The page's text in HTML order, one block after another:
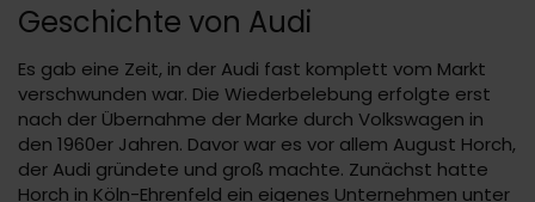
Geschichte von Audi
Es gab eine Zeit, in der Audi fast komplett vom Markt
verschwunden war. Die Wiederbelebung erfolgte erst
nach der Übernahme der Marke durch Volkswagen in
den 1960er Jahren. Davor war es vor allem August Horch,
der Audi gründete und groß machte. Zunächst hatte
Horch in Köln-Ehrenfeld ein eigenes Unternehmen unter